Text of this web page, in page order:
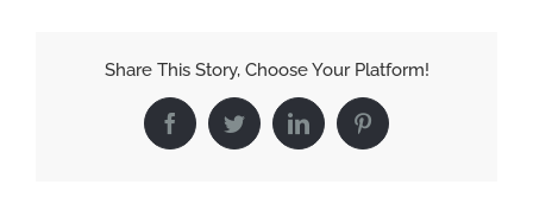
Share This Story, Choose Your Platform!
FacebookTwitterLinkedInPinterest